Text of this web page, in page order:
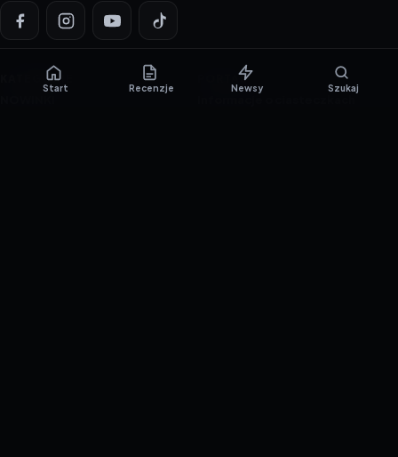
KATEGORIE PORTAL
Start Recenzje Newsy Szukaj